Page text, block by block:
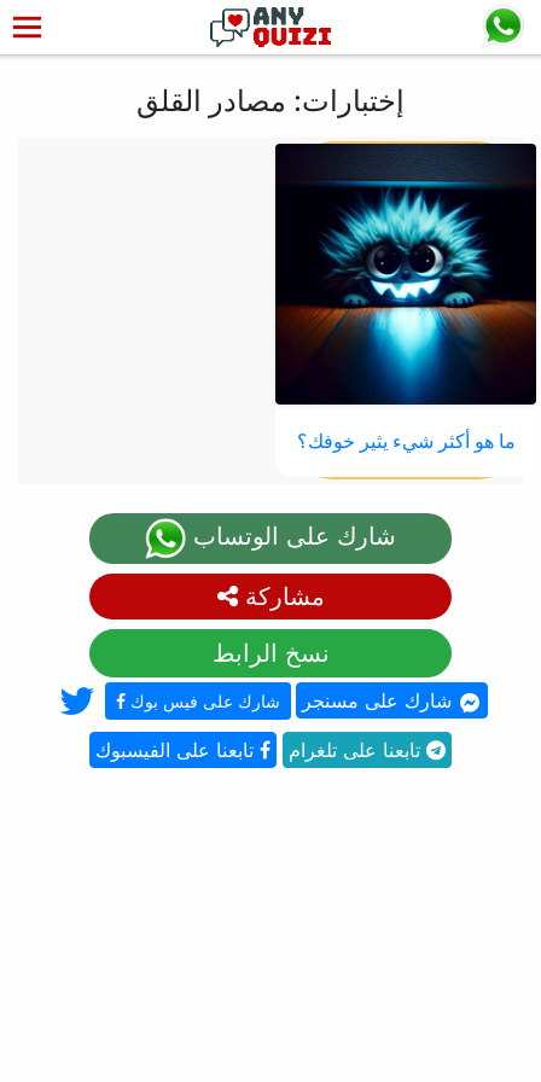
إختبارات: مصادر القلق
ما هو أكثر شيء يثير خوفك؟
شارك على الوتساب
مشاركة
نسخ الرابط
شارك على فيس بوك شارك على مسنجر
تابعنا على الفيسبوك تابعنا على تلغرام